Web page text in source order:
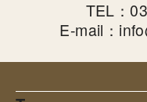
TEL：
E-mail：